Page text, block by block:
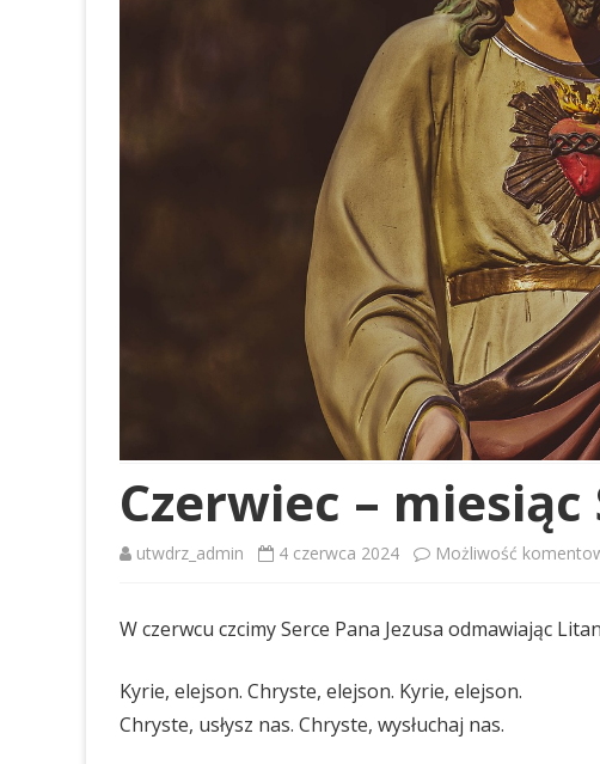
GALERIE 2021
GALERIE 2020
GALERIE RÓŻNE
Czerwiec –
utwdrz_admin 4 czerwca 2024 Możliwość
W czerwcu czcimy Serce Pana Jezusa odmawiając
Kyrie, elejson. Chryste, elejson. Kyrie, elejson.
Chryste, usłysz nas. Chryste, wysłuchaj nas.